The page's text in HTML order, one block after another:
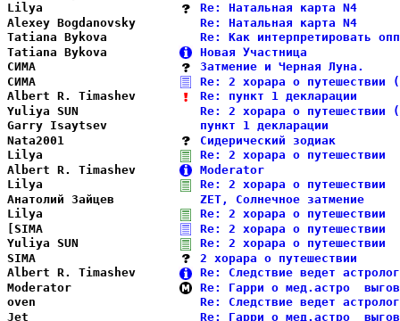
Lilya
Re: Натальная
Alexey Bogdanovsky
Re: Натальная
Tatiana Bykova
Re: Как интерпретировать
Tatiana Bykova
Новая
СИМА
Затмение и Черная
СИМА
Re: 2 хорара о
Albert R. Timashev
Re: пункт 1
Yuliya SUN
Re: 2 хорара о
Garry Isaytsev
пункт 1
Nata2001
Сидерический
Lilya
Re: 2 хорара о
Albert R. Timashev
Lilya
Re: 2 хорара о
Анатолий Зайцев
ZET, Солнечное
Lilya
Re: 2 хорара о
[SIMA
Re: 2 хорара о
Yuliya SUN
Re: 2 хорара о
SIMA
2 хорара о
Albert R. Timashev
Re: Следствие ведет
Moderator
Re: Гарри о мед.астро
oven
Re: Следствие ведет
Jet
Re: Гарри о мед.астро